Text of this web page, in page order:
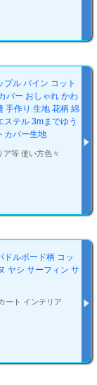
ル パイン コット
バー おしゃれ かわ
手作り 生地 花柄 綿
テル 3mまでゆう
カバー生地
ア等 使い方色々
ドルボード柄 コッ
ヤシ サーフィン サ
ート インテリア